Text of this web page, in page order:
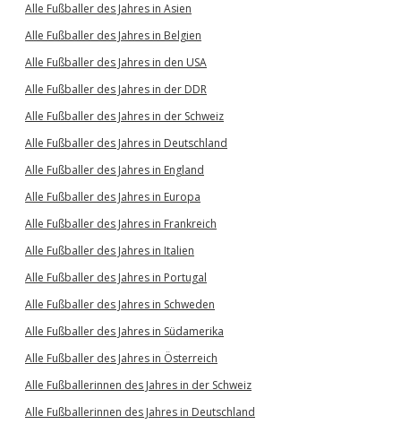
Alle Fußballer des Jahres in Asien
Alle Fußballer des Jahres in Belgien
Alle Fußballer des Jahres in den USA
Alle Fußballer des Jahres in der DDR
Alle Fußballer des Jahres in der Schweiz
Alle Fußballer des Jahres in Deutschland
Alle Fußballer des Jahres in England
Alle Fußballer des Jahres in Europa
Alle Fußballer des Jahres in Frankreich
Alle Fußballer des Jahres in Italien
Alle Fußballer des Jahres in Portugal
Alle Fußballer des Jahres in Schweden
Alle Fußballer des Jahres in Südamerika
Alle Fußballer des Jahres in Österreich
Alle Fußballerinnen des Jahres in der Schweiz
Alle Fußballerinnen des Jahres in Deutschland